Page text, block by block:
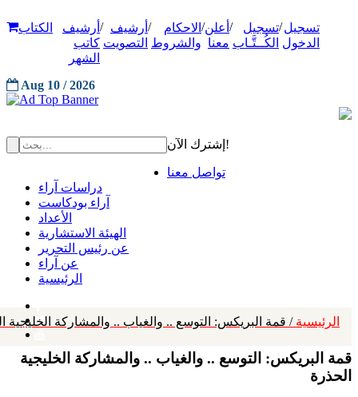
تسجيل
الدخول
/تسجيل
الكُــتَّـاب
/ أعلن
معنا
/ الاحكام
والشروط
/ أرشيف
التصويت
/ أرشيف
كاتب
الشهر
الكتاب
Aug 10 / 2026
إشترك الآن!
تواصل معنا
دراسات آراء
آراء بودكاست
الأعداد
الهيئة الاستشارية
عن رئيس التحرير
عن آراء
الرئيسية
الرئيسية / قمة البريكس: التوسع .. والغياب .. والمشاركة الخليجية
قمة البريكس: التوسع .. والغياب .. والمشاركة الخليجية
الحذرة